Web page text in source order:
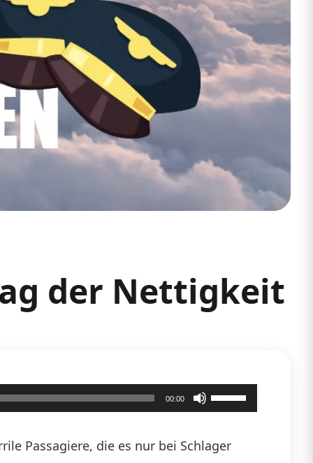
der Nettigkeit
00:00
Pfeiltasten
Passagiere, die es nur bei Schlager